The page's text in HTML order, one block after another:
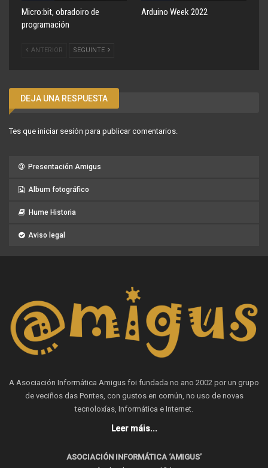
Micro:bit, obradoiro de
programación
Arduino Week 2022
ANTERIOR SEGUINTE
DEJA UNA RESPUESTA
Tes que iniciar sesión para publicar comentarios.
Presentación Amigus
Album fotográfico
Hume Historia
Aviso legal
A Asociación Informática Amigus foi fundada no ano 2002 por un grupo
de veciños das Pontes, con gustos en común, no uso de novas
tecnoloxías, Informática e Internet.
Leer máis...
ASOCIACIÓN INFORMÁTICA ‘AMIGUS’